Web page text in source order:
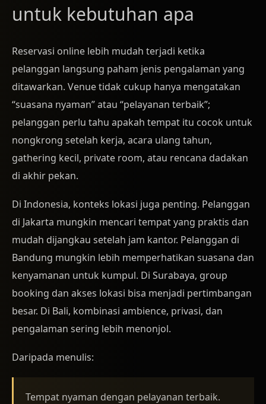
untuk kebutuhan apa
Reservasi online lebih mudah terjadi ketika
pelanggan langsung paham jenis pengalaman yang
ditawarkan. Venue tidak cukup hanya mengatakan
“suasana nyaman” atau “pelayanan terbaik”;
pelanggan perlu tahu apakah tempat itu cocok untuk
nongkrong setelah kerja, acara ulang tahun,
gathering kecil, private room, atau rencana dadakan
di akhir pekan.
Di Indonesia, konteks lokasi juga penting. Pelanggan
di Jakarta mungkin mencari tempat yang praktis dan
mudah dijangkau setelah jam kantor. Pelanggan di
Bandung mungkin lebih memperhatikan suasana dan
kenyamanan untuk kumpul. Di Surabaya, group
booking dan akses lokasi bisa menjadi pertimbangan
besar. Di Bali, kombinasi ambience, privasi, dan
pengalaman sering lebih menonjol.
Daripada menulis:
Tempat nyaman dengan pelayanan terbaik.